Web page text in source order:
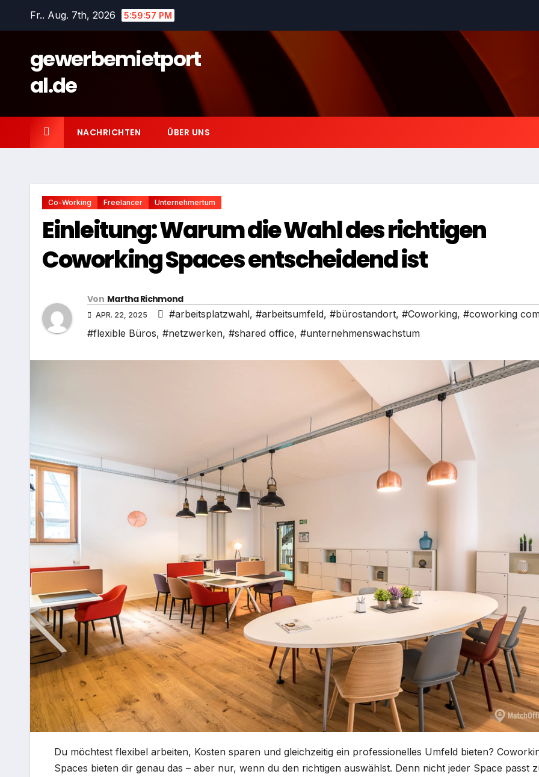
Fr.. Aug. 7th, 2026 5:59:58 PM
gewerbemietport
al.de
NACHRICHTEN ÜBER UNS
Co-Working Freelancer Unternehmertum
Einleitung: Warum die Wahl des richtigen
Coworking Spaces entscheidend ist
Von Martha Richmond
APR. 22, 2025 #arbeitsplatzwahl, #arbeitsumfeld, #bürostandort, #Coworking, #coworking
#flexible Büros, #netzwerken, #shared office, #unternehmenswachstum
Du möchtest flexibel arbeiten, Kosten sparen und gleichzeitig ein professionelles Umfeld bieten?
Spaces bieten dir genau das – aber nur, wenn du den richtigen auswählst. Denn nicht jeder Space passt